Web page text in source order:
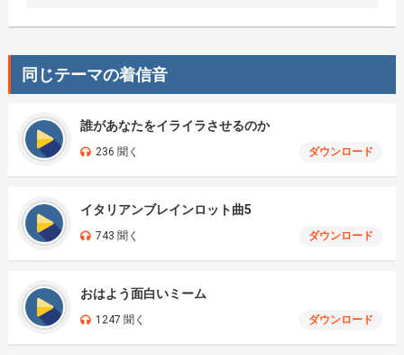
同じテーマの着信音
誰があなたをイライラさせるのか
236 聞く ダウンロード
イタリアンブレインロット曲5
743 聞く ダウンロード
おはよう面白いミーム
1247 聞く ダウンロード